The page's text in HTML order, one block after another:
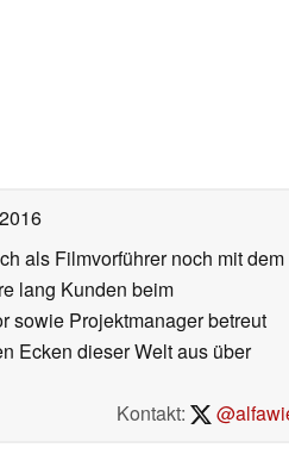
als Filmvorführer noch mit dem
lang Kunden beim
sowie Projektmanager betreut
Ecken dieser Welt aus über
Kontakt: